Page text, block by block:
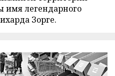
имя легендарного
Зорге.